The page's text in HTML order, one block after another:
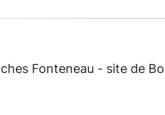
Fonteneau - site de